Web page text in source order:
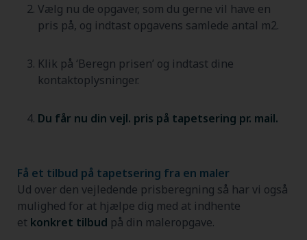
Vælg nu de opgaver, som du gerne vil have en
pris på, og indtast opgavens samlede antal m2.
Klik på ‘Beregn prisen’ og indtast dine
kontaktoplysninger.
Du får nu din vejl. pris på tapetsering pr. mail.
Få et tilbud på tapetsering fra en maler
Ud over den vejledende prisberegning så har vi også
mulighed for at hjælpe dig med at indhente
et konkret tilbud på din maleropgave.